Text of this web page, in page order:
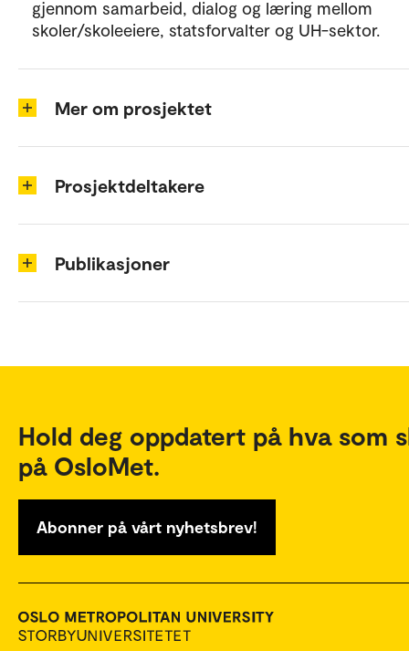
gjennom samarbeid, dialog og læring mellom
skoler/skoleeiere, statsforvalter og UH-sektor.
Mer om prosjektet
Prosjektdeltakere
Publikasjoner
Hold deg oppdatert på hva som
på OsloMet.
Abonner på vårt nyhetsbrev!